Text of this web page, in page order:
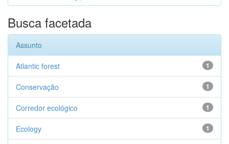
Busca facetada
Assunto
1
Atlantic forest
1
Conservação
1
Corredor ecológico
1
Ecology